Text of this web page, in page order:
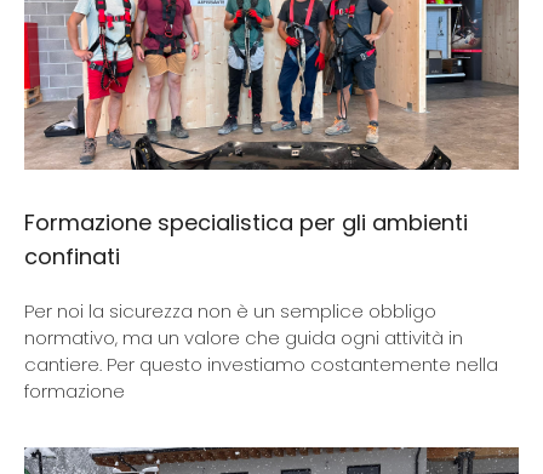
Formazione specialistica per gli ambienti
confinati
Per noi la sicurezza non è un semplice obbligo
normativo, ma un valore che guida ogni attività in
cantiere. Per questo investiamo costantemente nella
formazione